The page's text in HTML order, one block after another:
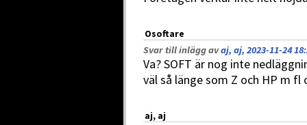
Osoftare
Svar till inlägg avaj, aj, 2023-11-24
Va? SOFT är nog inte
väl så länge som Z och HP m fl
aj, aj